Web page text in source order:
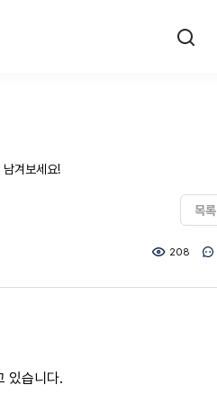
겨보세요!
목록
208
있습니다.